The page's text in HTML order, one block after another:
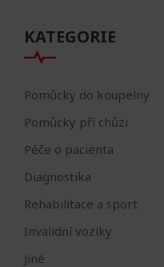
KATEGORIE
Pomůcky do koupelny
Pomůcky při chůzi
Péče o pacienta
Diagnostika
Rehabilitace a sport
Invalidní vozíky
Jiné